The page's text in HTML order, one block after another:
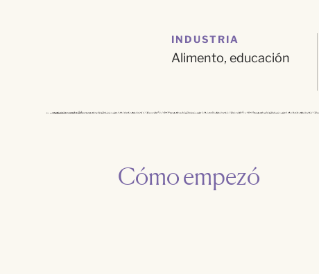
INDUSTRIA
Alimento, educación
Cómo empezó